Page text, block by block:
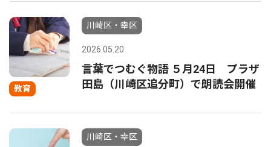
教育
川崎区・幸区
2026.05.20
言葉でつむぐ物語 ５月24日 プラザ
田島（川崎区追分町）で朗読会開催
川崎区・幸区